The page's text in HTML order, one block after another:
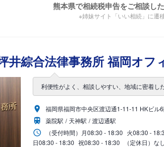
熊本県で相続税申告をご相談し
※姉妹サイト「いい相続」に遷
井綜合法律事務所 福岡オフ
利便性がよく、相談しやすい、地域に密着し
福岡県福岡市中央区渡辺通1-11-11 HKビル
薬院駅
天神駅
渡辺通駅
（受付時間） 月08:30 - 18:30 火08:30 -
日08:30 - 18:30 祝08:30 - 18:30
（定休日）なし